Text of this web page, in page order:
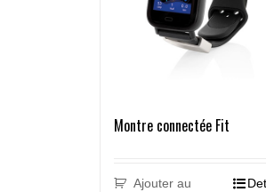
Montre connectée Fit
Ajouter au